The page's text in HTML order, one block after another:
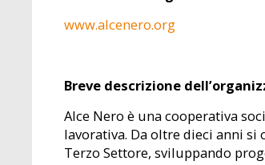
www.alcenero.org
Breve descrizione
Alce Nero è una cooperativa
lavorativa. Da oltre dieci anni
Terzo Settore, sviluppando